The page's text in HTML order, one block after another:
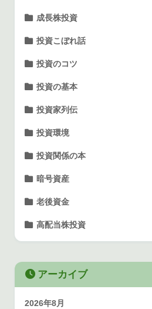
成長株投資
投資こぼれ話
投資のコツ
投資の基本
投資家列伝
投資環境
投資関係の本
暗号資産
老後資金
高配当株投資
アーカイブ
2026年8月